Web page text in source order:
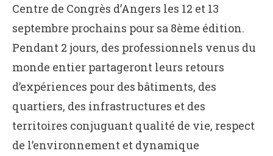
Centre de Congrès d’Angers les 12 et 13
septembre prochains pour sa 8ème édition.
Pendant 2 jours, des professionnels venus du
monde entier partageront leurs retours
d’expériences pour des bâtiments, des
quartiers, des infrastructures et des
territoires conjuguant qualité de vie, respect
de l’environnement et dynamique